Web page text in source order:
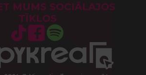
MUMS SOCIĀLAJOS
TĪKLOS